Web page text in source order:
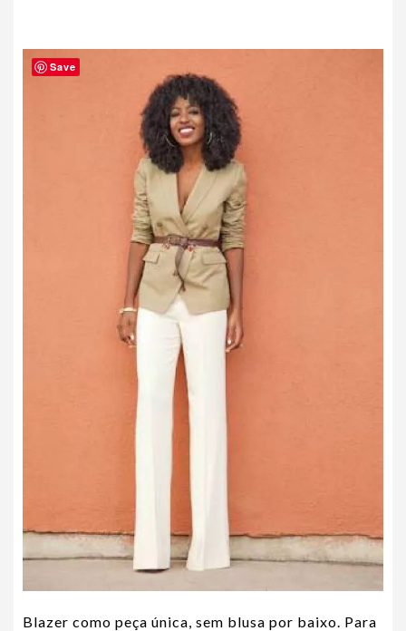
Blazer como peça única, sem blusa por baixo. Para
Save